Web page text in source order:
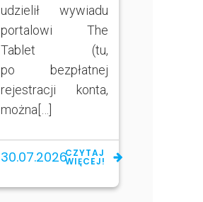
udzielił wywiadu
portalowi The
Tablet (tu,
po bezpłatnej
rejestracji konta,
można[…]
30.07.2026CZYTAJ
WIĘCEJ!